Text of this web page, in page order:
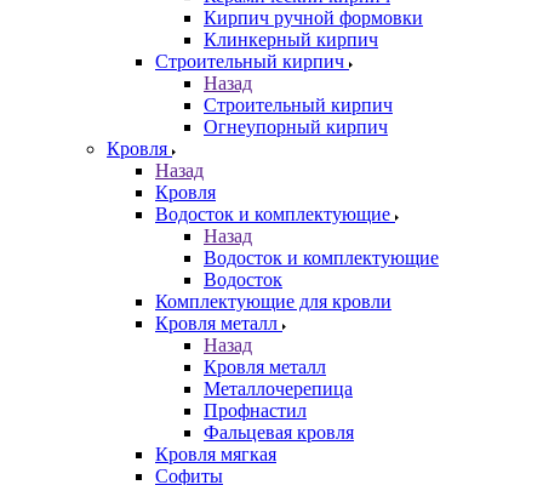
Кирпич ручной формовки
Клинкерный кирпич
Строительный кирпич
Назад
Строительный кирпич
Огнеупорный кирпич
Кровля
Назад
Кровля
Водосток и комплектующие
Назад
Водосток и комплектующие
Водосток
Комплектующие для кровли
Кровля металл
Назад
Кровля металл
Металлочерепица
Профнастил
Фальцевая кровля
Кровля мягкая
Софиты